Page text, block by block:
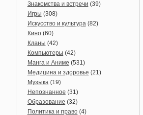
Знакомства и встречи (39)
Игры (308)
Искусство и культура(82)
Кино(60)
Кланы (42)
Компьютеры (42)
Манга и Аниме (531)
Медицина и здоровье (21)
Музыка(19)
Непознанное (31)
Образование (32)
Политика и право(4)